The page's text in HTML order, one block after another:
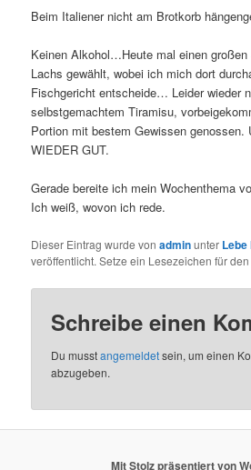
Beim Italiener nicht am Brotkorb
Keinen Alkohol…Heute mal einen
Lachs gewählt, wobei ich mich dort
Fischgericht entscheide… Leider wieder
selbstgemachtem Tiramisu,
Portion mit bestem Gewissen
WIEDER GUT.
Gerade bereite ich mein Wochenthema
Ich weiß, wovon ich rede.
Dieser Eintrag wurde vonadminunter
veröffentlicht. Setze ein Lesezeichen für den
Schreibe einen
Du musstangemeldetsein, um einen
abzugeben.
Mit Stolz präsentiert von